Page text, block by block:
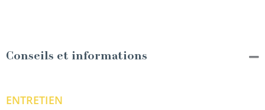
Conseils et informations
ENTRETIEN